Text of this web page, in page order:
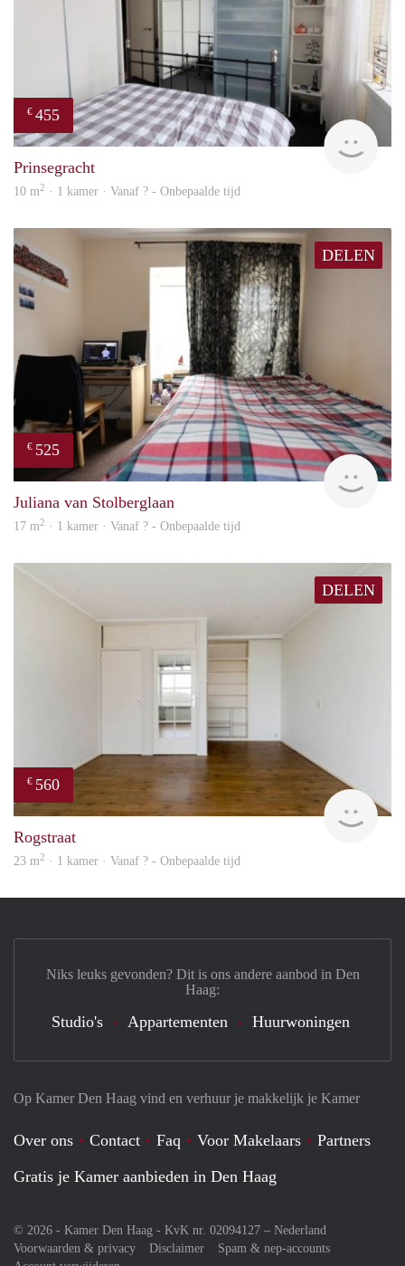
€ 455
Prinsegracht
10 m2 · 1 kamer · Vanaf ? - Onbepaalde tijd
DELEN
€ 525
rent
Juliana van Stolberglaan
17 m2 · 1 kamer · Vanaf ? - Onbepaalde tijd
DELEN
€ 560
Rogstraat
23 m2 · 1 kamer · Vanaf ? - Onbepaalde tijd
Op Kamer Den Haag vind en verhuur je makkelijk je Kamer
Over ons Contact Faq Voor Makelaars
Partners
Gratis je Kamer aanbieden in Den Haag
© 2026 - Kamer Den Haag - KvK nr. 02094127 – Nederland
Voorwaarden & privacy
Disclaimer
Spam & nep-accounts
Niks leuks gevonden? Dit is ons andere aanbod in Den
Haag:
Studio's Appartementen Huurwoningen